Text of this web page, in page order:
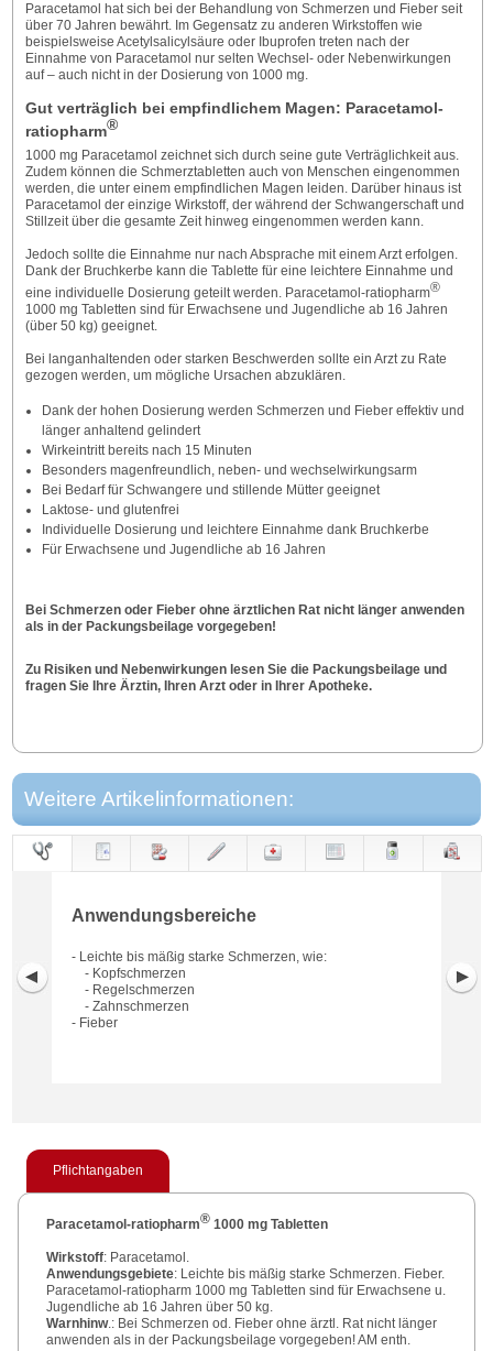
Paracetamol hat sich bei der Behandlung von Schmerzen und Fieber seit
über 70 Jahren bewährt. Im Gegensatz zu anderen Wirkstoffen wie
beispielsweise Acetylsalicylsäure oder Ibuprofen treten nach der
Einnahme von Paracetamol nur selten Wechsel- oder Nebenwirkungen
auf – auch nicht in der Dosierung von 1000 mg.
Gut verträglich bei empfindlichem Magen: Paracetamol-
ratiopharm®
1000 mg Paracetamol zeichnet sich durch seine gute Verträglichkeit aus.
Zudem können die Schmerztabletten auch von Menschen eingenommen
werden, die unter einem empfindlichen Magen leiden. Darüber hinaus ist
Paracetamol der einzige Wirkstoff, der während der Schwangerschaft und
Stillzeit über die gesamte Zeit hinweg eingenommen werden kann.
Jedoch sollte die Einnahme nur nach Absprache mit einem Arzt erfolgen.
Dank der Bruchkerbe kann die Tablette für eine leichtere Einnahme und
eine individuelle Dosierung geteilt werden. Paracetamol-ratiopharm®
1000 mg Tabletten sind für Erwachsene und Jugendliche ab 16 Jahren
(über 50 kg) geeignet.
Bei langanhaltenden oder starken Beschwerden sollte ein Arzt zu Rate
gezogen werden, um mögliche Ursachen abzuklären.
Dank der hohen Dosierung werden Schmerzen und Fieber effektiv und
länger anhaltend gelindert
Wirkeintritt bereits nach 15 Minuten
Besonders magenfreundlich, neben- und wechselwirkungsarm
Bei Bedarf für Schwangere und stillende Mütter geeignet
Laktose- und glutenfrei
Individuelle Dosierung und leichtere Einnahme dank Bruchkerbe
Für Erwachsene und Jugendliche ab 16 Jahren
Bei Schmerzen oder Fieber ohne ärztlichen Rat nicht länger anwenden
als in der Packungsbeilage vorgegeben!
Zu Risiken und Nebenwirkungen lesen Sie die Packungsbeilage und
fragen Sie Ihre Ärztin, Ihren Arzt oder in Ihrer Apotheke.
Weitere Artikelinformationen:
Anwendungsbereiche
- Leichte bis mäßig starke Schmerzen, wie:
- Kopfschmerzen
- Regelschmerzen
- Zahnschmerzen
- Fieber
Pflichtangaben
Paracetamol-ratiopharm®1000 mg Tabletten
Wirkstoff: Paracetamol.
Anwendungsgebiete: Leichte bis mäßig starke Schmerzen. Fieber.
Paracetamol-ratiopharm 1000 mg Tabletten sind für Erwachsene u.
Jugendliche ab 16 Jahren über 50 kg.
Warnhinw.: Bei Schmerzen od. Fieber ohne ärztl. Rat nicht länger
anwenden als in der Packungsbeilage vorgegeben! AM enth.